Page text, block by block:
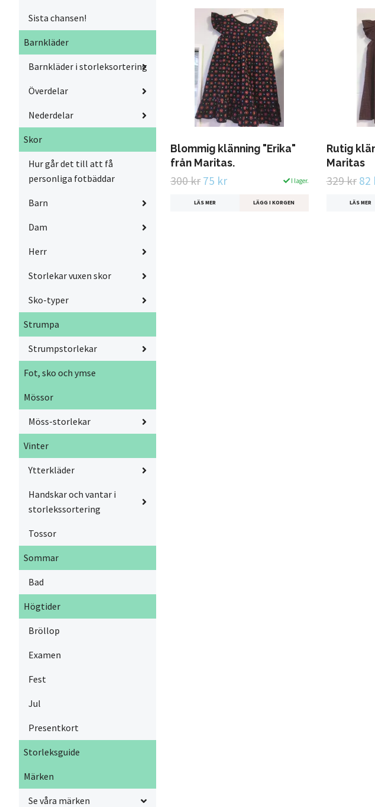
Sista chansen!
Barnkläder
Barnkläder i storleksortering
Överdelar
Nederdelar
Skor
Hur går det till att få
personliga fotbäddar
Barn
Dam
Herr
Storlekar vuxen skor
Sko-typer
Strumpa
Strumpstorlekar
Fot, sko och ymse
Mössor
Möss-storlekar
Vinter
Ytterkläder
Handskar och vantar i
storlekssortering
Tossor
Sommar
Bad
Högtider
Bröllop
Examen
Fest
Jul
Presentkort
Storleksguide
Märken
Se våra märken
Blommig klänning "Erika"
från Maritas.
300 kr 75 kr I lager.
LÄS MER LÄGG I KORGEN
Rutig
Maritas
329 kr 82
LÄS MER